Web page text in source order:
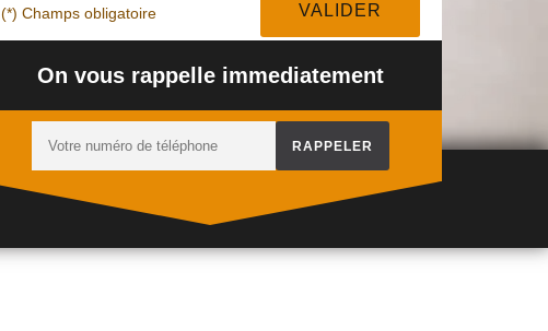
(*) Champs obligatoire
On vous rappelle immediatement